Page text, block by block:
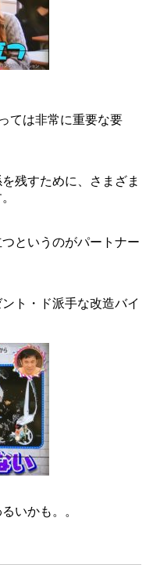
ては非常に重要な要
残すために、さまざま
というのがパートナー
ト・ド派手な改造バイ
いかも。。